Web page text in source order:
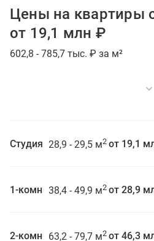
Цены на квартиры
от 19,1 млн ₽
602,8 - 785,7 тыс. ₽ за м²
Студия 28,9 - 29,5 м2 от 19,1
1-комн 38,4 - 49,9 м2 от 28,9
2-комн 63,2 - 79,7 м2 от 46,3